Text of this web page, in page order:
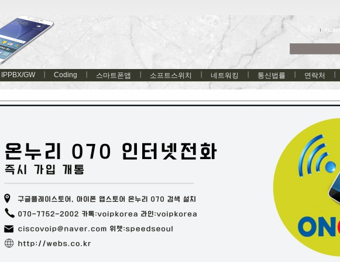
IPPBX/GW Coding 스마트폰앱 소프트스위치 네트워킹 통신법률 연락처